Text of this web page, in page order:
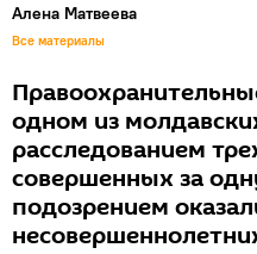
Алена Матвеева
Все материалы
одном из
расследованием
совершенных за
подозрением